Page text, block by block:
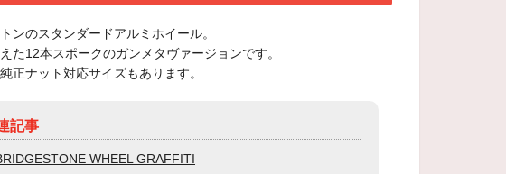
ンのスタンダードアルミホイール。
た12本スポークのガンメタヴァージョンです。
正ナット対応サイズもあります。
記事
WHEEL GRAFFITI